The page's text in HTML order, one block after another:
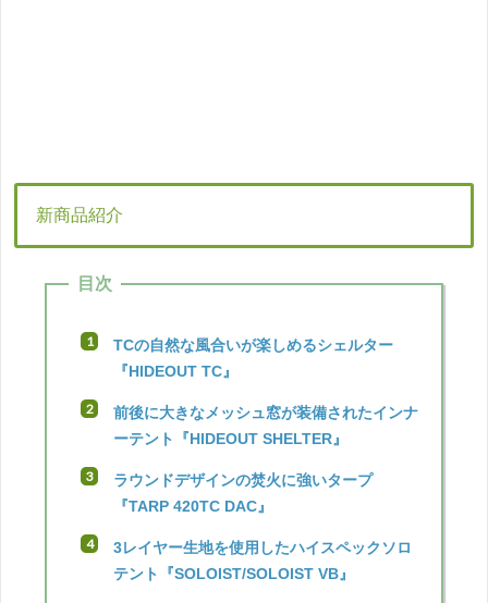
新商品紹介
目次
TCの自然な風合いが楽しめるシェルター
『HIDEOUT TC』
前後に大きなメッシュ窓が装備されたインナ
ーテント『HIDEOUT SHELTER』
ラウンドデザインの焚火に強いタープ
『TARP 420TC DAC』
3レイヤー生地を使用したハイスペックソロ
テント『SOLOIST/SOLOIST VB』